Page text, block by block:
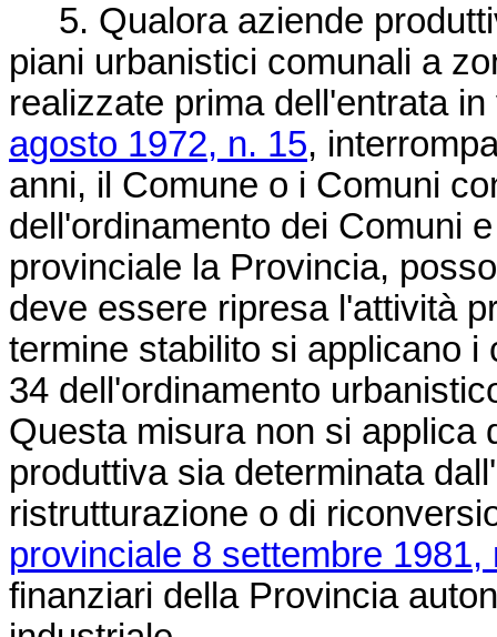
5. Qualora aziende
piani urbanistici comunali a
realizzate prima dell'entrata
agosto 1972, n. 15,
anni, il Comune o i Comuni
dell'ordinamento dei Comuni
provinciale la Provincia,
deve essere ripresa l'attività
termine stabilito si applicano
34 dell'ordinamento
Questa misura non si applica
produttiva sia determinata
ristrutturazione o di
provinciale 8 settembre 1981,
finanziari della Provincia